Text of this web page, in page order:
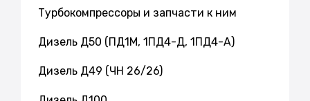
Турбокомпрессоры и запчасти к ним
Дизель Д50 (ПД1М, 1ПД4-Д, 1ПД4-А)
Дизель Д49 (ЧН 26/26)